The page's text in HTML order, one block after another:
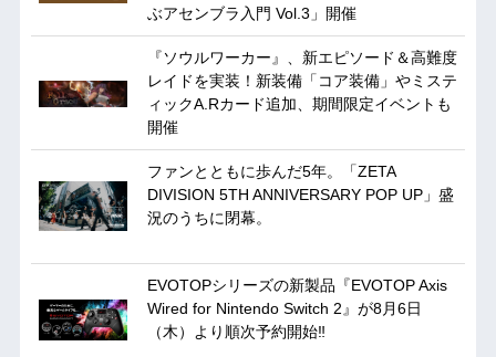
ぶアセンブラ入門 Vol.3」開催
『ソウルワーカー』、新エピソード＆高難度
レイドを実装！新装備「コア装備」やミステ
ィックA.Rカード追加、期間限定イベントも
開催
ファンとともに歩んだ5年。「ZETA
DIVISION 5TH ANNIVERSARY POP UP」盛
況のうちに閉幕。
EVOTOPシリーズの新製品『EVOTOP Axis
Wired for Nintendo Switch 2』が8月6日
（木）より順次予約開始‼